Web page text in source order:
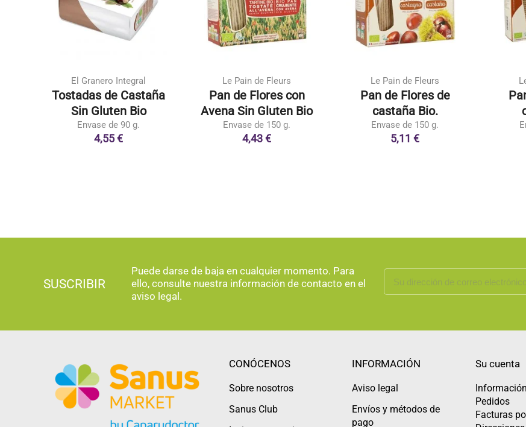
El Granero Integral
Tostadas de Castaña
Sin Gluten Bio
Envase de 90 g.
4,55 €
Le Pain de Fleurs
Pan de Flores con
Avena Sin Gluten Bio
Envase de 150 g.
4,43 €
Le Pain de Fleurs
Pan de Flores de
castaña Bio.
Envase de 150 g.
5,11 €
SUSCRIBIR
Puede darse de baja en cualquier momento. Para
ello, consulte nuestra información de contacto en el
aviso legal.
CONÓCENOS
Sobre nosotros
Sanus Club
INFORMACIÓN
Aviso legal
Envíos y métodos de
pago
Su cuenta
Pedidos
Facturas